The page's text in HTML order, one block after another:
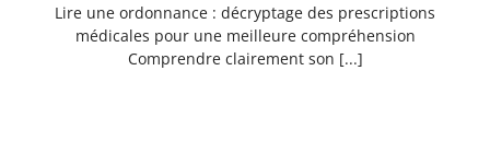
Lire une ordonnance : décryptage des prescriptions
médicales pour une meilleure compréhension
Comprendre clairement son [...]